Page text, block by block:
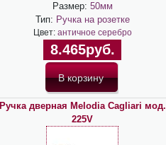
Размер: 50мм
Тип: Ручка на розетке
Цвет: античное серебро
8.465руб.
Ручка дверная Melodia Cagliari мод.
225V